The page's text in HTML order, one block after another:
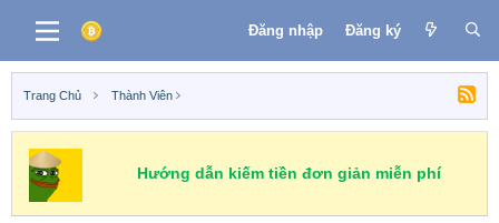
Đăng nhập Đăng ký
Trang Chủ Thành Viên
Hướng dẫn kiếm tiền đơn giản miễn phí